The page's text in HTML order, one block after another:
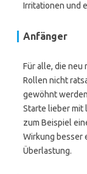
Irritationen und
Anfänger
Für alle, die neu
Rollen nicht
gewöhnt
Starte lieber mit
zum Beispiel
Wirkung besser
Überlastung.